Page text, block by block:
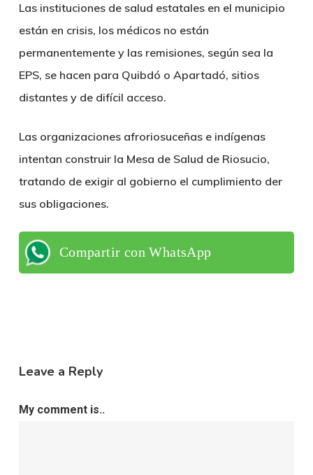
Las instituciones de salud estatales en el municipio
están en crisis, los médicos no están
permanentemente y las remisiones, según sea la
EPS, se hacen para Quibdó o Apartadó, sitios
distantes y de difícil acceso.
Las organizaciones afroriosuceñas e indígenas
intentan construir la Mesa de Salud de Riosucio,
tratando de exigir al gobierno el cumplimiento der
sus obligaciones.
Compartir con WhatsApp
Leave a Reply
My comment is..